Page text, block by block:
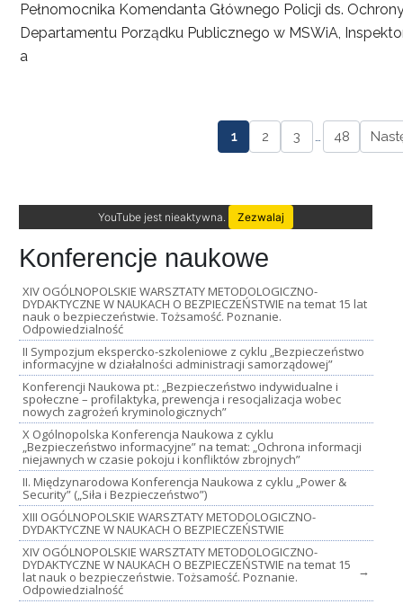
Pełnomocnika Komendanta Głównego Policji ds.
Departamentu Porządku Publicznego w MSWiA,
a
1 2 3 … 48
YouTube jest nieaktywna. Zezwalaj
Konferencje naukowe
XIV OGÓLNOPOLSKIE WARSZTATY METODOLOGICZNO-
DYDAKTYCZNE W NAUKACH O BEZPIECZEŃSTWIE na temat 15 lat
nauk o bezpieczeństwie. Tożsamość. Poznanie.
Odpowiedzialność
II Sympozjum ekspercko-szkoleniowe z cyklu „Bezpieczeństwo
informacyjne w działalności administracji samorządowej”
Konferencji Naukowa pt.: „Bezpieczeństwo indywidualne i
społeczne – profilaktyka, prewencja i resocjalizacja wobec
nowych zagrożeń kryminologicznych”
X Ogólnopolska Konferencja Naukowa z cyklu
„Bezpieczeństwo informacyjne” na temat: „Ochrona informacji
niejawnych w czasie pokoju i konfliktów zbrojnych”
II. Międzynarodowa Konferencja Naukowa z cyklu „Power &
Security” („Siła i Bezpieczeństwo”)
XIII OGÓLNOPOLSKIE WARSZTATY METODOLOGICZNO-
DYDAKTYCZNE W NAUKACH O BEZPIECZEŃSTWIE
XIV OGÓLNOPOLSKIE WARSZTATY METODOLOGICZNO-
DYDAKTYCZNE W NAUKACH O BEZPIECZEŃSTWIE na temat 15
lat nauk o bezpieczeństwie. Tożsamość. Poznanie.
Odpowiedzialność
→